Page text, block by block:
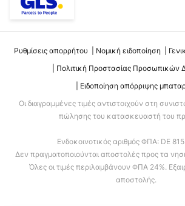
Ρυθμίσεις απορρήτου Νομική ειδοποίηση
Πολιτική Προστασίας Προσωπικών
Ειδοποίηση απόρριψης
Οι διαγραμμένες τιμές αντιστοιχούν στη
πώλησης του κατασκευαστή του
Ενδοκοινοτικός αριθμός ΦΠΑ: DE
Δεν πραγματοποιούνται αποστολές προς τα
Όλες οι τιμές περιλαμβάνουν ΦΠΑ 24%.
αποστολής.